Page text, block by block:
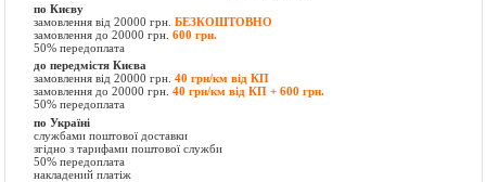
по Києву
замовлення від 20000 грн.БЕЗКОШТОВНО
замовлення до 20000 грн.600 грн.
50% передоплата
до передмістя Києва
замовлення від 20000 грн.40 грн/км від КП
замовлення до 20000 грн.40 грн/км від КП + 600 грн.
50% передоплата
по Україні
службами поштової доставки
згідно з тарифами поштової служби
50% передоплата
накладений платіж